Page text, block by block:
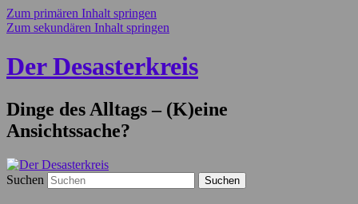
Zum primären Inhalt springen
Zum sekundären Inhalt springen
Der Desasterkreis
Dinge des Alltags – (K)eine
Ansichtssache?
Suchen